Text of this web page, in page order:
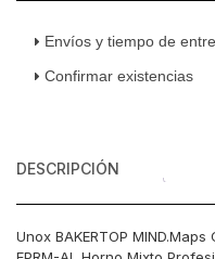
Mixto
De
V
Envíos y tiempo de
Confirmar existencias
DESCRIPCIÓN
Unox BAKERTOP MIND.Maps